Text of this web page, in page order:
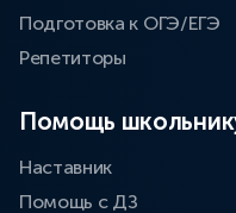
Подготовка к ОГЭ/ЕГЭ
Репетиторы
Помощь
Наставник
Помощь с ДЗ